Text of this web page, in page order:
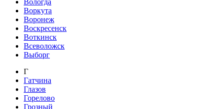
Воркута
Воронеж
Воскресенск
Воткинск
Всеволожск
Выборг
Г
Гатчина
Глазов
Горелово
Грозный